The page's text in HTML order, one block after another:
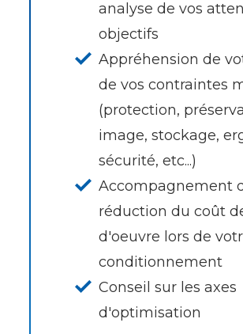
analyse de vos
objectifs
Appréhension de
de vos contraintes
(protection,
image, stockage,
sécurité, etc...)
Accompagnement
réduction du coût
d'oeuvre lors de
conditionnement
Conseil sur les axes
d'optimisation